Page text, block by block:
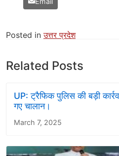
Posted inउत्तर प्रदेश
Related Posts
UP: ट्रैफिक पुलिस की बड़ी
गए चालान।
March 7, 2025